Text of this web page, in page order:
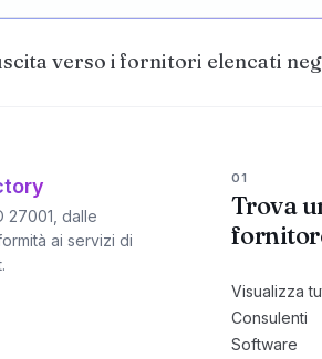
verso i fornitori elencati
27001, dalle
ai servizi di
01
Trova
Visualizza
Consulenti
Software